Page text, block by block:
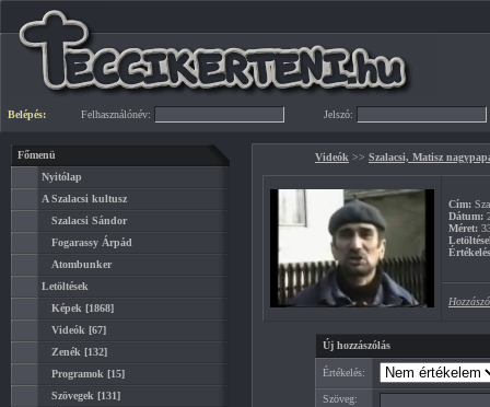
Belépés: Felhasználónév: Jelszó:
Főmenü
Nyitólap
A Szalacsi kultusz
Szalacsi Sándor
Fogarassy Árpád
Atombunker
Letöltések
Képek [1868]
Videók [67]
Zenék [132]
Programok [15]
Szövegek [131]
Videók >> Szalacsi, Matisz
Cím:
Dátum:
Méret:
Új hozzászólás
Értékelés:
Szöveg: